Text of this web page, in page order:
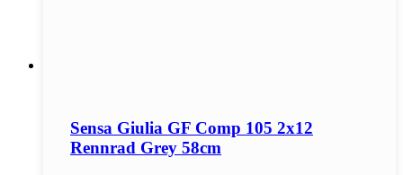
Sensa Giulia GF Comp 105 2x12
Rennrad Grey 58cm